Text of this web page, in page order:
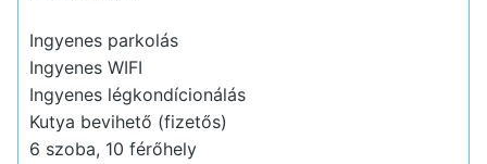
Ingyenes parkolás
Ingyenes WIFI
Ingyenes légkondícionálás
Kutya bevihető (fizetős)
6 szoba, 10 férőhely